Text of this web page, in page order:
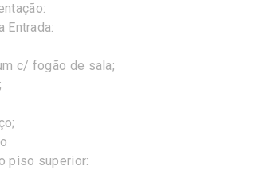
Entrada:
c/ fogão de sala;
piso superior: